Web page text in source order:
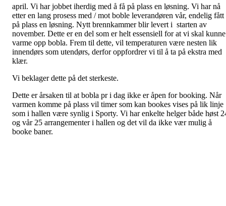
april. Vi har jobbet iherdig med å få på plass en løsning. Vi har nå
etter en lang prosess med / mot boble leverandøren vår, endelig fått
på plass en løsning. Nytt brennkammer blir levert i starten av
november. Dette er en del som er helt essensiell for at vi skal kunne
varme opp bobla. Frem til dette, vil temperaturen være nesten lik
innendørs som utendørs, derfor oppfordrer vi til å ta på ekstra med
klær.
Vi beklager dette på det sterkeste.
Dette er årsaken til at bobla pr i dag ikke er åpen for booking. Når
varmen komme på plass vil timer som kan bookes vises på lik linje
som i hallen være synlig i Sporty. Vi har enkelte helger både høst
og vår 25 arrangementer i hallen og det vil da ikke vær mulig å
booke baner.